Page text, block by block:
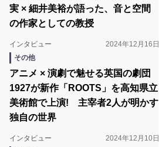
実 × 細井美裕が語った、音と空間
の作家としての教授
インタビュー
2024年12月16日
その他
アニメ × 演劇で魅せる英国の劇団
1927が新作「ROOTS」を高知県立
美術館で上演! 主宰者2人が明かす
独自の世界
インタビュー
2024年12月10日